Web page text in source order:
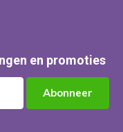
en promoties
Abonneer